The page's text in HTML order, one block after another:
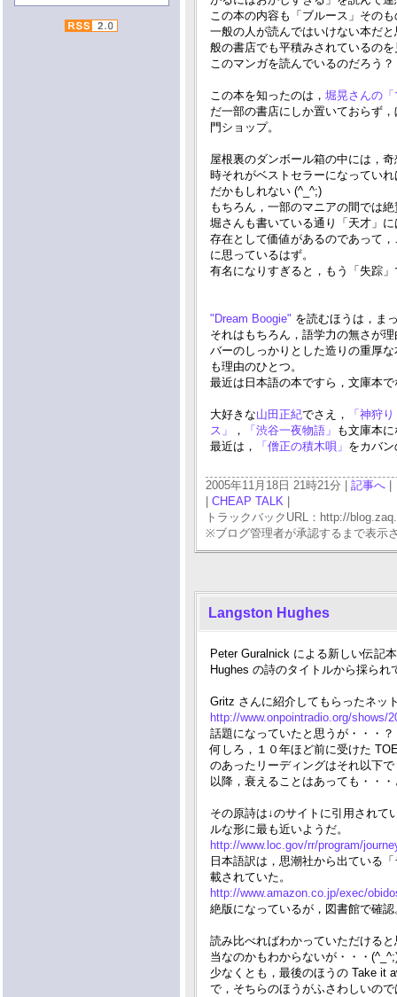
この本の内容も「ブルース」その
一般の人が読んではいけない本だ
般の書店でも平積みされているの
このマンガを読んでいるのだろう？
この本を知ったのは， 堀晃さんの
だ一部の書店にしか置いておらず
門ショップ。
屋根裏のダンボール箱の中には，
時それがベストセラーになってい
だかもしれない (^_^;)
もちろん，一部のマニアの間では
堀さんも書いている通り「天才」
存在として価値があるのであって
に思っているはず。
有名になりすぎると，もう「失踪
"Dream Boogie" を読むほうは，ま
それはもちろん，語学力の無さが
バーのしっかりとした造りの重厚
も理由のひとつ。
最近は日本語の本ですら，文庫本
大好きな山田正紀でさえ，
「神狩
ス」
， 「渋谷一夜物語」 も文庫本
最近は，
「僧正の積木唄」 をカバ
2005年11月18日 21時21分 | 記事へ
CHEAP TALK
トラックバックURL：http://
※ブログ管理者が承認するまで表示
Langston Hughes
Peter Guralnick による新しい伝記
Hughes の詩のタイトルから採られ
Gritz さんに紹介してもらったネッ
http://www.onpointradio.org/shows/
話題になっていたと思うが・・・？
何しろ，１０年ほど前に受けた
のあったリーディングはそれ以下
以降，衰えることはあっても・・
その原詩は↓のサイトに引用されて
ルな形に最も近いようだ。
http://www.loc.gov/rr/program/
日本語訳は，思潮社から出ている
載されていた。
http://www.amazon.co.jp/exec/
絶版になっているが，図書館で確認
読み比べればわかっていただける
当なのかもわからないが・・・
少なくとも，最後のほうの Take it
で，そちらのほうがふさわしいの